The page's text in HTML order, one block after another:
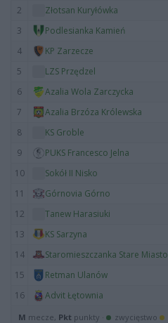
2
Złotsan Kuryłówka
3
Podlesianka Kamień
4
KP Zarzecze
5
LZS Przędzel
6
Azalia Wola Zarczycka
7
Azalia Brzóza Królewska
8
KS Groble
9
PUKS Francesco Jelna
10
Sokół II Nisko
11
Górnovia Górno
12
Tanew Harasiuki
13
KS Sarzyna
14
Staromieszczanka Stare Miasto
15
Retman Ulanów
16
Advit Łętownia
M mecze, Pkt punkty · zwycięstwo